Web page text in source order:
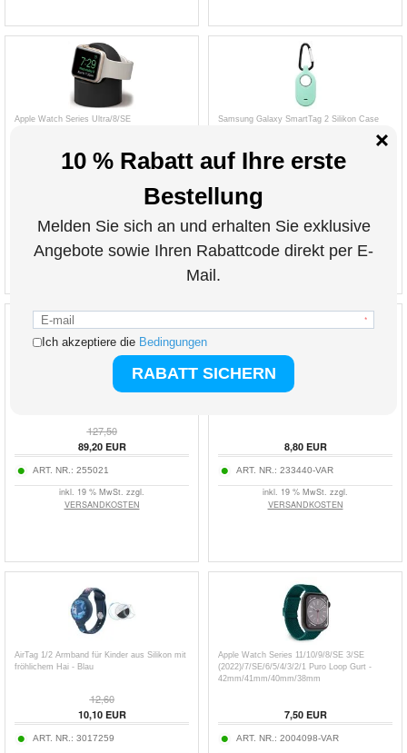
Apple Watch Series Ultra/8/SE
inkl. 19 % MwSt. zzgl.
Samsung Galaxy SmartTag 2 Silikon Case
ART. NR.:
inkl. 19 % MwSt. zzgl.
Apple AirTag Bluetooth Tracker MX542ZM/A -
127,50
89,20EUR
ART. NR.: 255021
inkl. 19 % MwSt. zzgl.
VERSANDKOSTEN
Stoßfestes Apple AirTag 1/2 Silikonarmband
8,80EUR
ART. NR.: 233440-VAR
inkl. 19 % MwSt. zzgl.
VERSANDKOSTEN
AirTag 1/2 Armband für Kinder aus Silikon mit
fröhlichem Hai - Blau
12,60
10,10EUR
ART. NR.: 3017259
Apple Watch Series 11/10/9/8/SE 3/SE
(2022)/7/SE/6/5/4/3/2/1 Puro Loop Gurt -
42mm/41mm/40mm/38mm
7,50EUR
ART. NR.: 2004098-VAR